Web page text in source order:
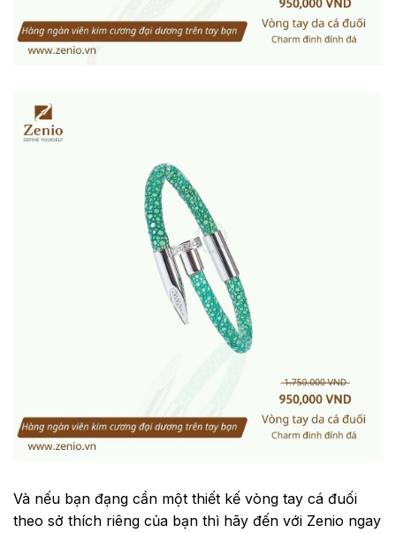
Và nếu bạn đạng cần một thiết kế vòng tay cá đuối
theo sở thích riêng của bạn thì hãy đến với Zenio ngay